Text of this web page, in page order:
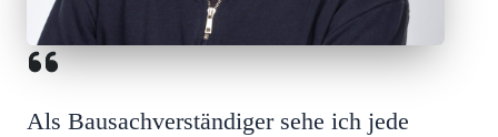
Als Bausachverständiger sehe ich jede